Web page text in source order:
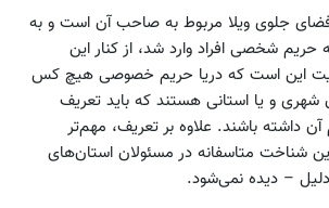
فضای جلوی ویلا مربوط به صاحب آن است و به
حریم شخصی افراد وارد شد، از کنار این
این است که دریا حریم خصوصی هیچ کس
شهری و یا استانی هستند که باید تعریف
داشته باشند. علاوه بر تعریف، مهم‌تر
شناخت متاسفانه در مسئولان استان‌های
– دیده نمی‌شود.